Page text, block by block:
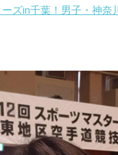
ズin千葉！男子・神